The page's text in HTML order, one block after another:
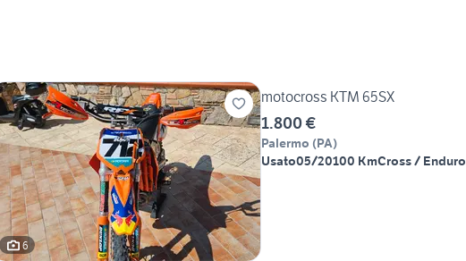
6
motocross KTM 65SX
1.800 €
Palermo (PA)
Usato05/20100 KmCross / Enduro